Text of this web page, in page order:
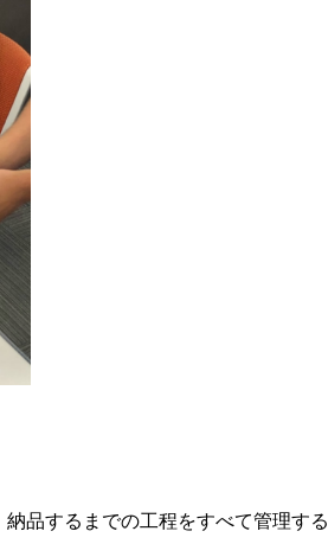
品するまでの工程をすべて管理する